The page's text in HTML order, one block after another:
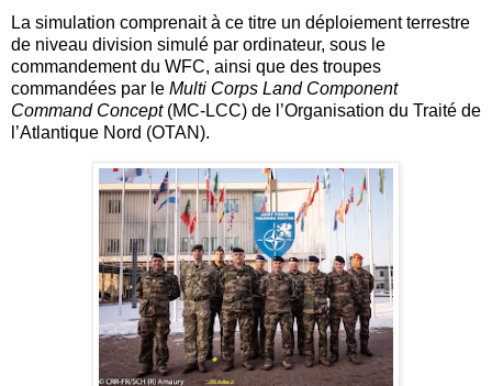
La simulation comprenait à ce titre un déploiement terrestre
de niveau division simulé par ordinateur, sous le
commandement du WFC, ainsi que des troupes
commandées par le Multi Corps Land Component
Command Concept (MC-LCC) de l’Organisation du Traité de
l’Atlantique Nord (OTAN).